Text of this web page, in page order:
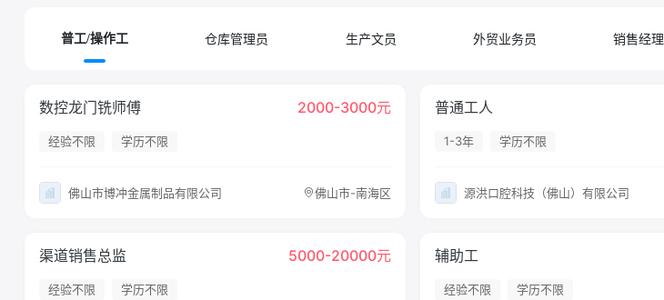
普工/操作工 仓库管理员 生产文员 外贸业务员 销售经理
数控龙门铣师傅 2000-3000元
经验不限 学历不限
佛山市博冲金属制品有限公司 佛山市-南海区
普通工人
1-3年 学历不限
源洪口腔科技（佛山）有限公司
渠道销售总监 5000-20000元
经验不限 学历不限
辅助工
经验不限 学历不限